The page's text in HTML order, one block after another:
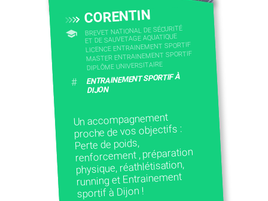
CORENTIN
BREVET NATIONAL DE SÉCURITÉ
ET DE SAUVETAGE AQUATIQUE
LICENCE ENTRAINEMENT SPORTIF
MASTER ENTRAINEMENT SPORTIF
DIPLÔME UNIVERSITAIRE
# ENTRAINEMENT SPORTIF À
DIJON
Un accompagnement
proche de vos objectifs :
Perte de poids,
renforcement , préparation
physique, réathlétisation,
running et Entrainement
sportif à Dijon !